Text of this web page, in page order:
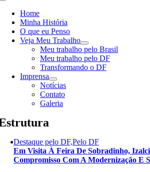
Toggle
NavigationHome
Minha História
O que eu Penso
Veja Meu Trabalho
Meu trabalho pelo Brasil
Meu trabalho pelo DF
Transformando o DF
Imprensa
Notícias
Contato
Galeria
Destaque pelo DF,Pelo DF
Em Visita À Feira De Sobradinho,
Compromisso Com A Modernização E